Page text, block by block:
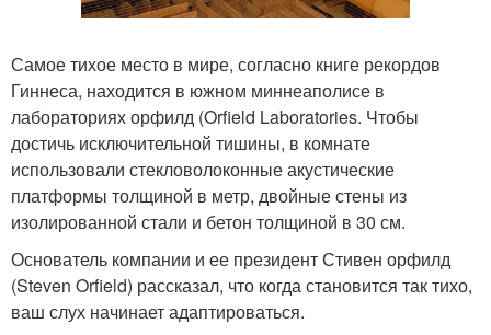
Самое тихое место в мире, согласно книге рекордов
Гиннеса, находится в южном миннеаполисе в
лабораториях орфилд (Orfield Laboratories. Чтобы
достичь исключительной тишины, в комнате
использовали стекловолоконные акустические
платформы толщиной в метр, двойные стены из
изолированной стали и бетон толщиной в 30 см.
Основатель компании и ее президент Стивен орфилд
(Steven Orfield) рассказал, что когда становится так тихо,
ваш слух начинает адаптироваться.